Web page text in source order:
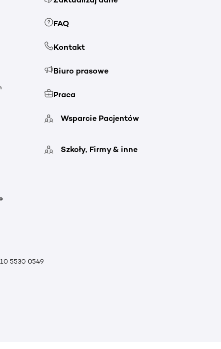
FAQ
Kontakt
Biuro prasowe
Praca
Wsparcie Pacjentów
Szkoły, Firmy & inne
5530 0549